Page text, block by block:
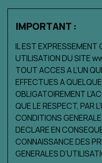
IMPORTANT :
IL EST
UTILISATION DU SITE
TOUT ACCES A L’UN
EFFECTUES A
OBLIGATOIREMENT
QUE LE RESPECT, PAR
CONDITIONS
DECLARE EN
CONNAISSANCE DES
GENERALES